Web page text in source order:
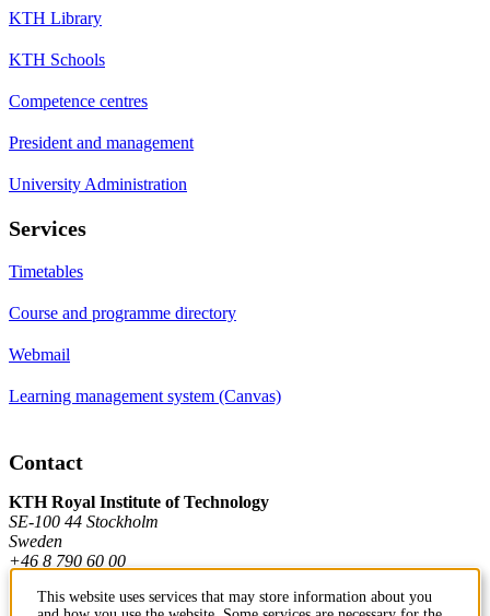
KTH Library
KTH Schools
Competence centres
President and management
University Administration
Services
Timetables
Course and programme directory
Webmail
Learning management system (Canvas)
Contact
KTH Royal Institute of Technology
SE-100 44 Stockholm
Sweden
+46 8 790 60 00
This website uses services that may store information about you